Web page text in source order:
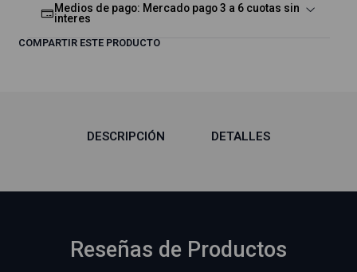
Medios de pago: Mercado pago 3 a 6 cuotas sin
interes
COMPARTIR ESTE PRODUCTO
DESCRIPCIÓN DETALLES
Reseñas de Productos